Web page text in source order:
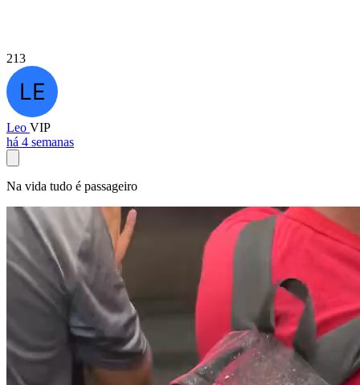
213
Leo VIP
há 4 semanas
Na vida tudo é passageiro